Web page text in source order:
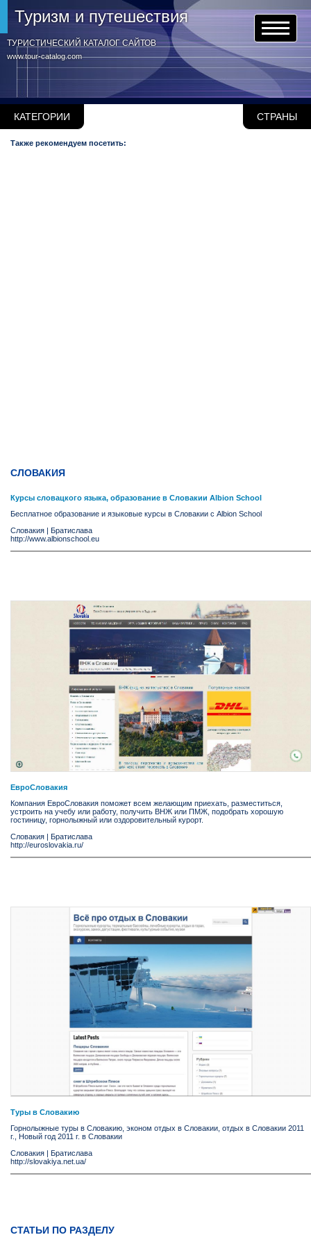
www.tour-catalog.com
Туризм и путешествия
ТУРИСТИЧЕСКИЙ КАТАЛОГ САЙТОВ
КАТЕГОРИИ СТРАНЫ
Также рекомендуем посетить:
СЛОВАКИЯ
Курсы словацкого языка, образование в Словакии Albion School
Бесплатное образование и языковые курсы в Словакии с Albion School
Словакия | Братислава
http://www.albionschool.eu
ЕвроСловакия
Компания ЕвроСловакия поможет всем желающим приехать, разместиться,
устроить на учебу или работу, получить ВНЖ или ПМЖ, подобрать хорошую
гостиницу, горнолыжный или оздоровительный курорт.
Словакия | Братислава
http://euroslovakia.ru/
Туры в Словакию
Горнолыжные туры в Словакию, эконом отдых в Словакии, отдых в Словакии 2011
г., Новый год 2011 г. в Словакии
Словакия | Братислава
http://slovakiya.net.ua/
СТАТЬИ ПО РАЗДЕЛУ